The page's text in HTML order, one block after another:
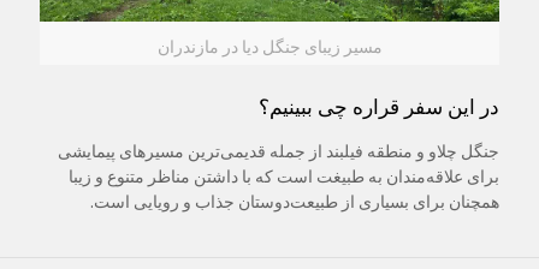
مسیر زیبای جنگل دیا در مازندران
در این سفر قراره چی ببینیم؟
جنگل چلاو و منطقه فیلبند از جمله قدیمی‌ترین مسیرهای پیمایشی
برای علاقه‌مندان به طبیغت است که با داشتن مناظر متنوع و زیبا
همچنان برای بسیاری از طبیعت‌دوستان جذاب و رویایی است.